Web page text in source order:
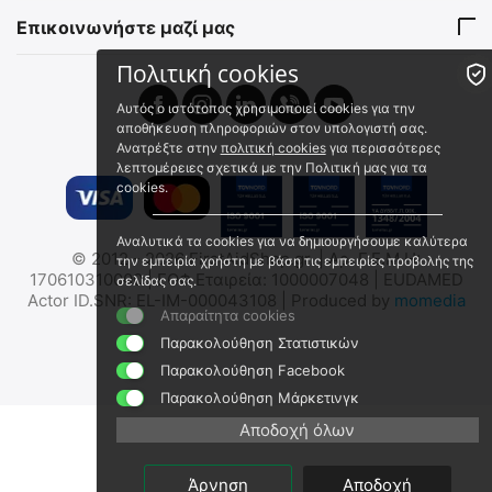
€0.51
(χωρίς ΦΠΑ) €3.01(χωρίς ΦΠΑ)
NASOSAFE Ρινοφαρυγγικός
Αεραγωγός
I7 038-95-007
Άμεσα διαθέσιμο
Αποστολή εντός 24 ωρών
(χωρίς ΦΠΑ)
NASOCLEAR
Ρινοφαρυγγικός
Αεραγωγός
I7 038-95-008C
Άμεσα διαθέσιμο
Αποστολή εντός 24 ωρών
€ 4.70
3.79
Επικοινωνήστε μαζί μας
© 2012 - 2026 FirstAidShop.gr. | Αρ. Γ.Ε.Μ.Η:
170610310000 | ΕΟΦ Εταιρεία: 1000007048 | EUDAMED
Actor ID.SNR: EL-IM-000043108 | Produced by momedia
Πολιτική cookies
Αυτός ο ιστότοπος χρησιμοποιεί cookies για την
αποθήκευση πληροφοριών στον υπολογιστή σας.
Ανατρέξτε στην πολιτική cookiesγια περισσότερες
λεπτομέρειες σχετικά με την Πολιτική μας για τα
cookies.
Αναλυτικά τα cookies για να δημιουργήσουμε καλύτερα
την εμπειρία χρήστη με βάση τις εμπειρίες προβολής της
σελίδας σας.
Απαραίτητα cookies
Παρακολούθηση Στατιστικών
Παρακολούθηση Facebook
Παρακολούθηση Μάρκετινγκ
Αποδοχή όλων
Άρνηση Αποδοχή